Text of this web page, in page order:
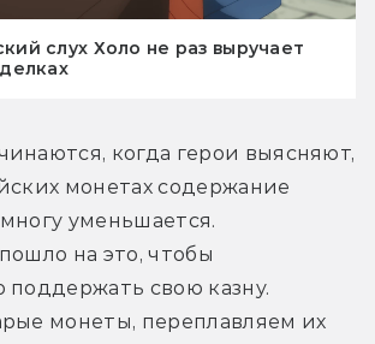
слух Холо не раз выручает
когда герои выясняют,
монетах содержание
уменьшается.
на это, чтобы
поддержать свою казну.
монеты, переплавляем их